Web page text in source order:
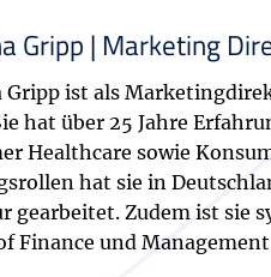
Gripp | Marketing
ist als
hat über 25 Jahre
Healthcare sowie
hat sie in
gearbeitet. Zudem ist sie
Finance und